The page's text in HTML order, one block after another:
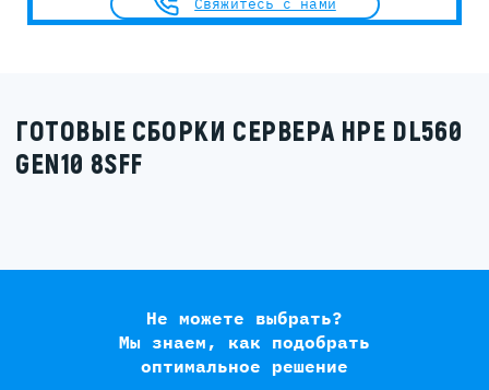
Свяжитесь с нами
ГОТОВЫЕ СБОРКИ СЕРВЕРА HPE DL560
GEN10 8SFF
Не можете выбрать?
Мы знаем, как подобрать
оптимальное решение